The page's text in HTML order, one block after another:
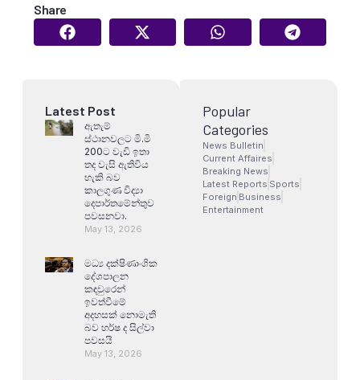
Share
Latest Post
ඇතැම්
ස්ථානවලට මි.මි
200ට වැඩි ඉතා
තද වැසි ඇතිවිය
හැකි බව
කාලගුණ විද්‍යා
දෙපාර්තමේන්තුව
පවසනවා.
May 13, 2026
මධ්‍ය දක්ෂිණාංශික
දේශපාලන
කඳවුරෙන්
ඉවත්වීමේ
අදහසක් නොමැති
බව හර්ෂ ද සිල්වා
පවසයි
May 13, 2026
Popular
Categories
News Bulletin
Current Affaires
Breaking News
Latest Reports Sports
Foreign Business
Entertainment